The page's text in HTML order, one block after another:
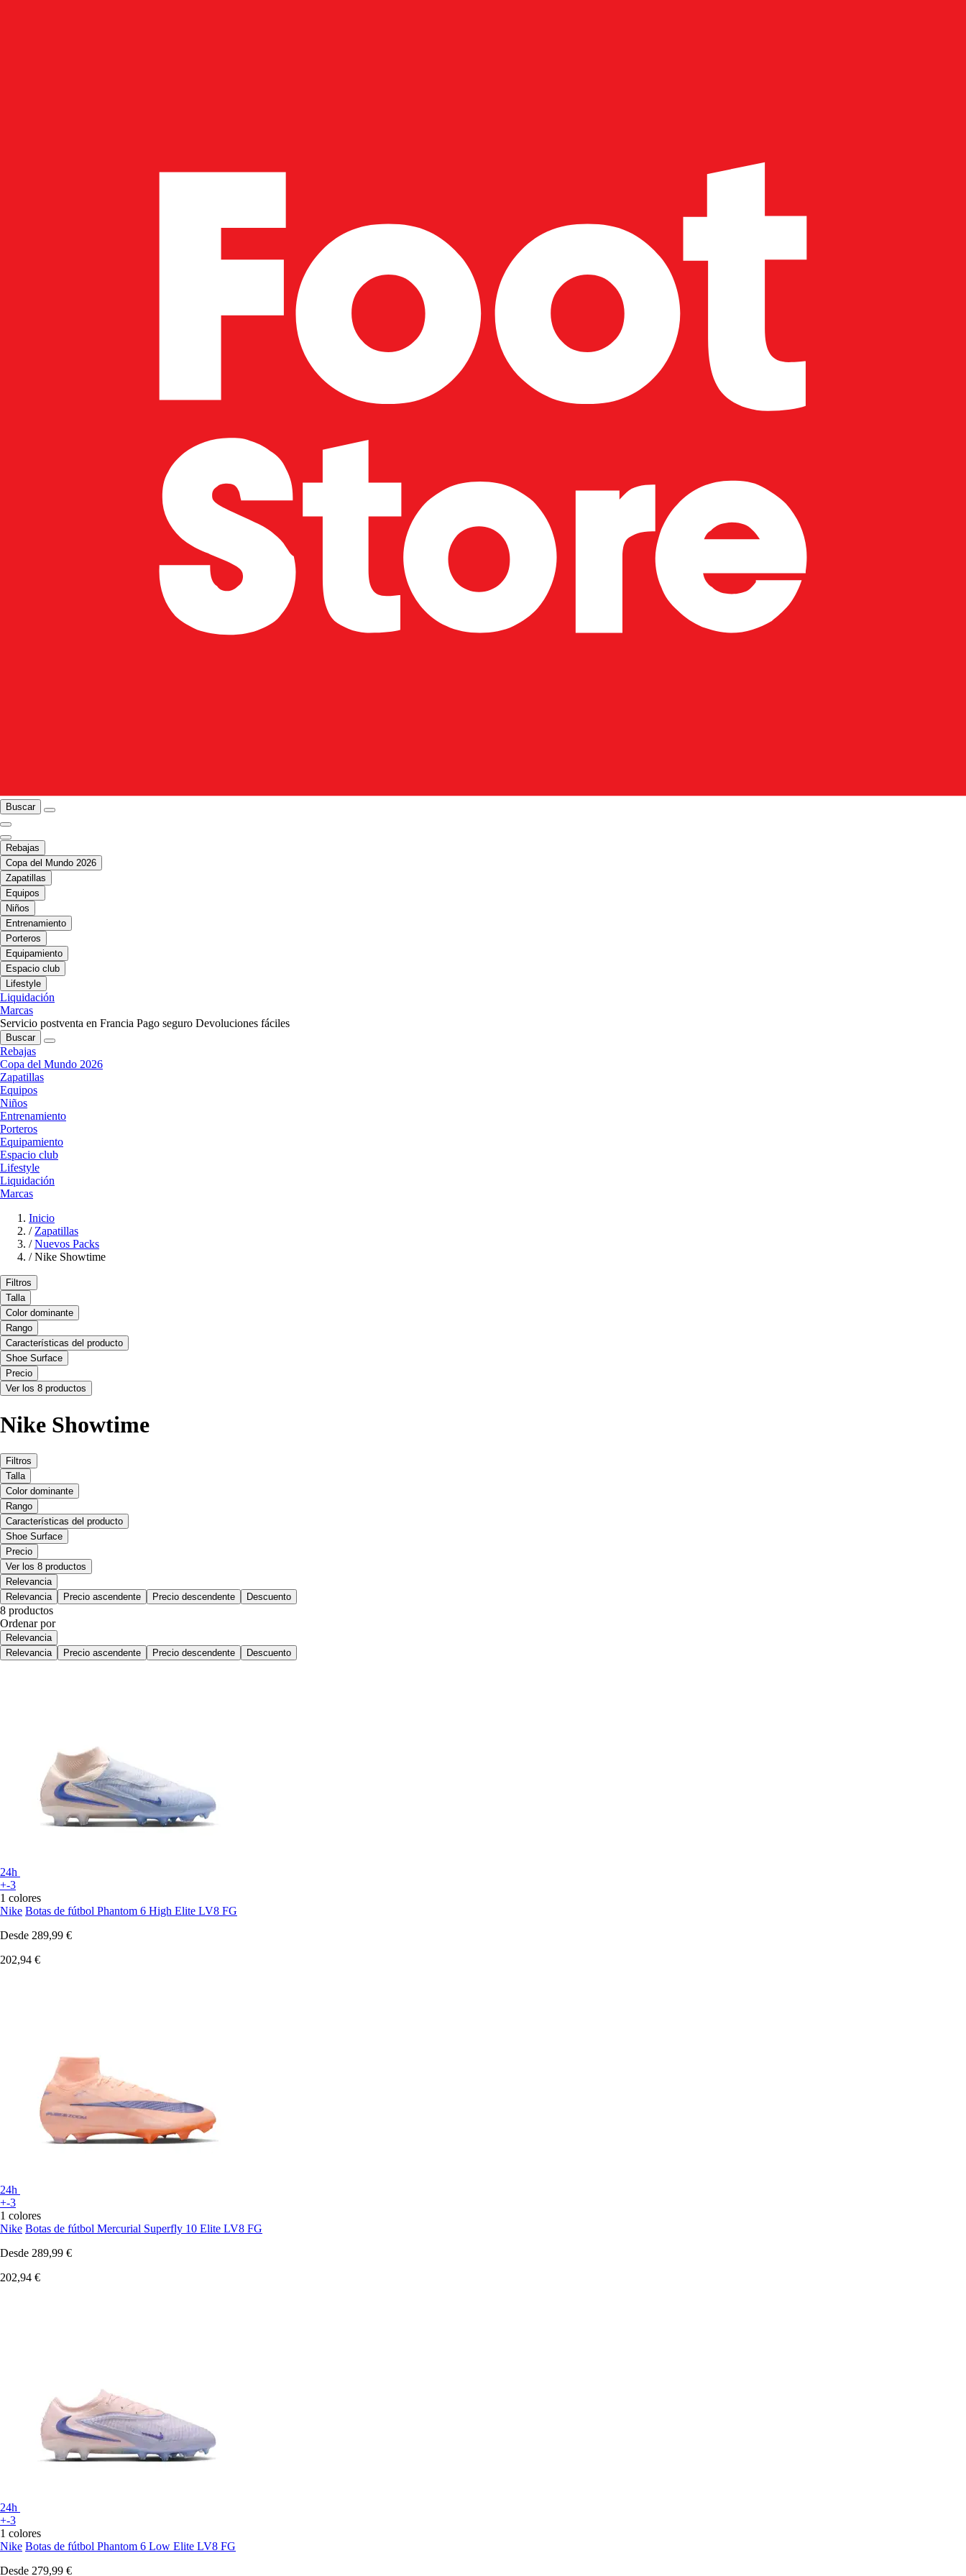
Buscar
Rebajas
Copa del Mundo 2026
Zapatillas
Equipos
Niños
Entrenamiento
Porteros
Equipamiento
Espacio club
Lifestyle
Liquidación
Marcas
Servicio postventa en Francia Pago seguro Devoluciones fáciles
Buscar
Rebajas
Copa del Mundo 2026
Zapatillas
Equipos
Niños
Entrenamiento
Porteros
Equipamiento
Espacio club
Lifestyle
Liquidación
Marcas
Inicio
/ Zapatillas
/ Nuevos Packs
/ Nike Showtime
Filtros
Talla
Color dominante
Rango
Características del producto
Shoe Surface
Precio
Ver los 8 productos
Nike Showtime
Filtros
Talla
Color dominante
Rango
Características del producto
Shoe Surface
Precio
Ver los 8 productos
Relevancia
Relevancia
Precio ascendente Precio descendente Descuento
8 productos
Ordenar por
Relevancia
Relevancia
Precio ascendente Precio descendente Descuento
24h
+-3
1 colores
Nike Botas de fútbol Phantom 6 High Elite LV8 FG
Desde 289,99 €
202,94 €
24h
+-3
1 colores
Nike Botas de fútbol Mercurial Superfly 10 Elite LV8 FG
Desde 289,99 €
202,94 €
24h
+-3
1 colores
Nike Botas de fútbol Phantom 6 Low Elite LV8 FG
Desde 279,99 €